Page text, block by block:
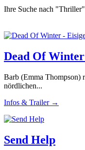
Ihre Suche nach
Dead Of
Barb (Emma Thompson)
nördlichen...
Infos & Trailer →
Send Help